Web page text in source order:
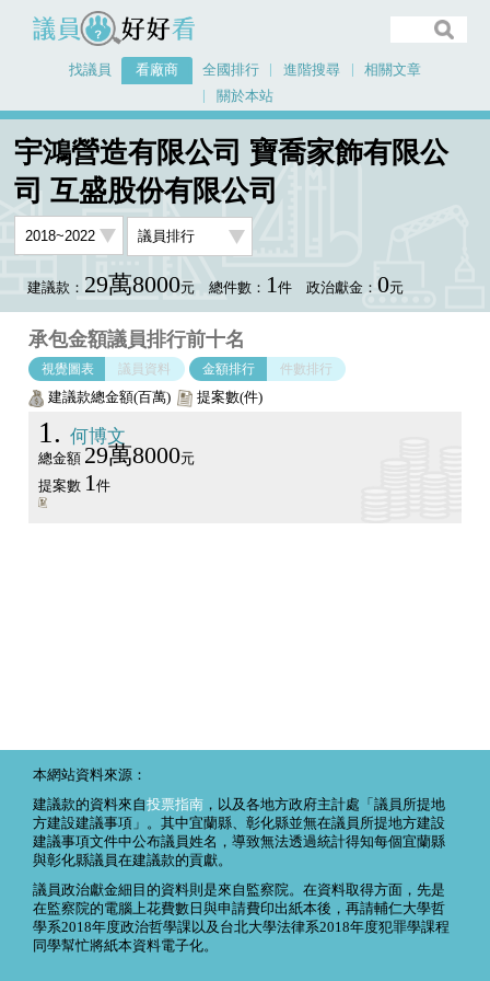
議員好好看
找議員 看廠商 全國排行 進階搜尋
相關文章
關於本站
首頁 宇鴻營造有限公司 寶喬家飾有限公司 互盛股份有限公司
宇鴻營造有限公司 寶喬家飾有限公
司 互盛股份有限公司
建議款： 29萬8000元 總件數： 1件 政治獻金： 0元
承包金額議員排行前十名
視覺圖表 議員資料 金額排行 件數排行
建議款總金額(百萬) 提案數(件)
1 何博文
總金額 29萬8000元
提案數 1 件
本網站資料來源：
建議款的資料來自投票指南 ，以及各地方政府主計處「議員所提地
方建設建議事項」。其中宜蘭縣、彰化縣並無在議員所提地方建設
建議事項文件中公布議員姓名，導致無法透過統計得知每個宜蘭縣
與彰化縣議員在建議款的貢獻。
議員政治獻金細目的資料則是來自監察院。在資料取得方面，先是
在監察院的電腦上花費數日與申請費印出紙本後，再請輔仁大學哲
學系2018年度政治哲學課以及台北大學法律系2018年度犯罪學課程
同學幫忙將紙本資料電子化。